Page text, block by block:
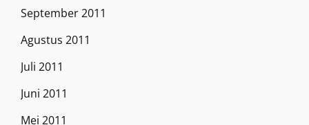
September 2011
Agustus 2011
Juli 2011
Juni 2011
Mei 2011